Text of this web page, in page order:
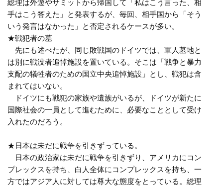
総理は外遊やサミットから帰国して「私はこう言った、相
手はこう答えた」と発表するが、毎回、相手国から「そう
いう発言はなかった」と否定されるケースが多い。
★戦犯者の墓
先にも述べたが、同じ敗戦国のドイツでは、軍人墓地と
は別に戦没者追悼施設を置いている。そこは「戦争と暴力
支配の犠牲者のための国立中央追悼施設」とし、戦犯は含
まれてはいない。
ドイツにも戦犯の家族や遺族がいるが、ドイツが新たに
国際社会の一員として進むために、必要なこととして受け
入れたのだろう。
★日本は未だに戦争を引きずっている。
日本の政治家は未だに戦争を引きずり、アメリカにコン
プレックスを持ち、白人全体にコンプレックスを持ち、一
方ではアジア人に対しては尊大な態度をとっている。総理